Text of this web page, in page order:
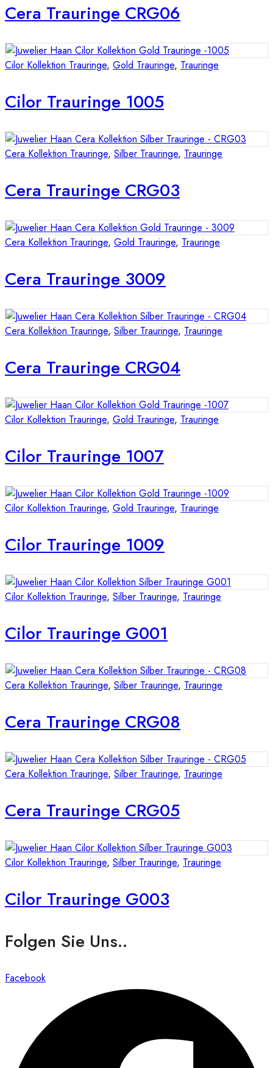
Cera Trauringe CRG06
Cilor Kollektion Trauringe, Gold Trauringe, Trauringe
Cilor Trauringe 1005
Cera Kollektion Trauringe, Silber Trauringe, Trauringe
Cera Trauringe CRG03
Cera Kollektion Trauringe, Gold Trauringe, Trauringe
Cera Trauringe 3009
Cera Kollektion Trauringe, Silber Trauringe, Trauringe
Cera Trauringe CRG04
Cilor Kollektion Trauringe, Gold Trauringe, Trauringe
Cilor Trauringe 1007
Cilor Kollektion Trauringe, Gold Trauringe, Trauringe
Cilor Trauringe 1009
Cilor Kollektion Trauringe, Silber Trauringe, Trauringe
Cilor Trauringe G001
Cera Kollektion Trauringe, Silber Trauringe, Trauringe
Cera Trauringe CRG08
Cera Kollektion Trauringe, Silber Trauringe, Trauringe
Cera Trauringe CRG05
Cilor Kollektion Trauringe, Silber Trauringe, Trauringe
Cilor Trauringe G003
Folgen Sie Uns..
Facebook